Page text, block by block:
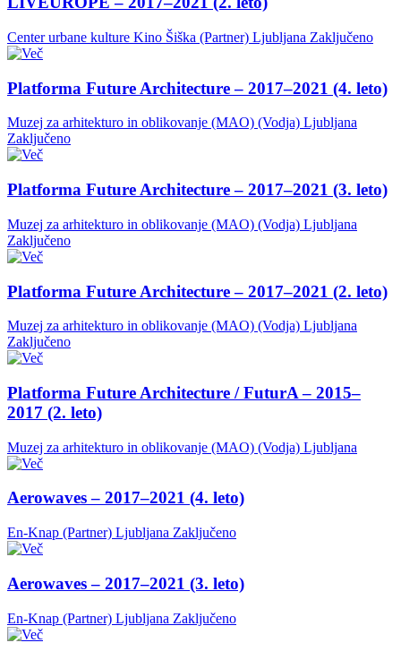
Center urbane kulture Kino Šiška (Partner) Ljubljana Zaključeno
Platforma Future Architecture – 2017–2021 (4. leto)
Muzej za arhitekturo in oblikovanje (MAO) (Vodja) Ljubljana
Zaključeno
Platforma Future Architecture – 2017–2021 (3. leto)
Muzej za arhitekturo in oblikovanje (MAO) (Vodja) Ljubljana
Zaključeno
Platforma Future Architecture – 2017–2021 (2. leto)
Muzej za arhitekturo in oblikovanje (MAO) (Vodja) Ljubljana
Zaključeno
Platforma Future Architecture / FuturA – 2015–
2017 (2. leto)
Muzej za arhitekturo in oblikovanje (MAO) (Vodja) Ljubljana
Aerowaves – 2017–2021 (4. leto)
En-Knap (Partner) Ljubljana Zaključeno
Aerowaves – 2017–2021 (3. leto)
En-Knap (Partner) Ljubljana Zaključeno